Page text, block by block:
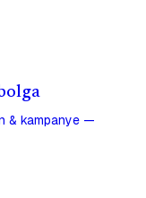
& kampanye —